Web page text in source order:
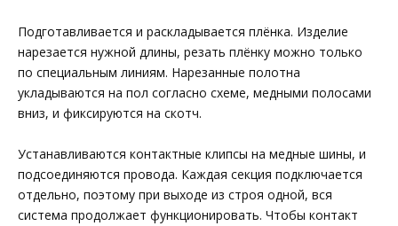
Подготавливается и раскладывается плёнка. Изделие
нарезается нужной длины, резать плёнку можно только
по специальным линиям. Нарезанные полотна
укладываются на пол согласно схеме, медными полосами
вниз, и фиксируются на скотч.
Устанавливаются контактные клипсы на медные шины, и
подсоединяются провода. Каждая секция подключается
отдельно, поэтому при выходе из строя одной, вся
система продолжает функционировать. Чтобы контакт